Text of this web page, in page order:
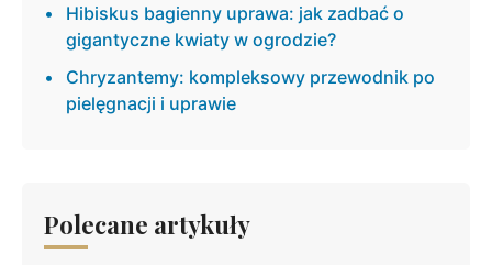
Hibiskus bagienny uprawa: jak zadbać o
gigantyczne kwiaty w ogrodzie?
Chryzantemy: kompleksowy przewodnik po
pielęgnacji i uprawie
Polecane artykuły